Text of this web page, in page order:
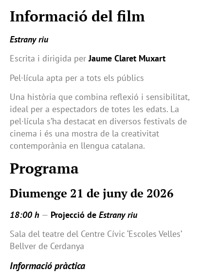
Informació del film
Estrany riu
Escrita i dirigida perJaume Claret Muxart
Pel·lícula apta per a tots els públics
Una història que combina reflexió i sensibilitat,
ideal per a espectadors de totes les edats. La
pel·lícula s’ha destacat en diversos festivals de
cinema i és una mostra de la creativitat
contemporània en llengua catalana.
Programa
Diumenge 21 de juny de 2026
18:00 h — Projecció de Estrany riu
Sala del teatre del Centre Cívic ‘Escoles Velles’
Bellver de Cerdanya
Informació pràctica